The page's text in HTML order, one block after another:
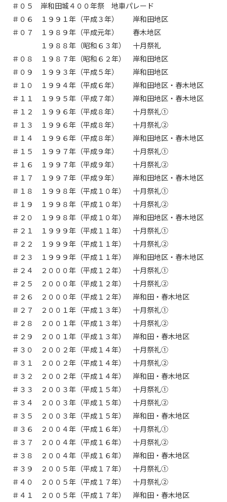
現在ご利用中の方
お問い合わせ
お問い合わせ
ご加入お申し込み・資
料請求
資料請求
企業情報
アクセス
契約約款
個人情報保護に関する基
本方針
個人情報の保護に関する
公表事項
番組放送基準
放送番組審議会
よくある質問
マスコットファミリー
サイトマップ
＃０５ 岸和田城４００年祭 地車パレード
＃０６ １９９１年（平成３年） 岸和田地区
＃０７ １９８９年（平成元年） 春木地区
１９８８年（昭和６３年） 十月祭礼
＃０８ １９８７年（昭和６２年） 岸和田地区
＃０９ １９９３年（平成５年） 岸和田地区
＃１０ １９９４年（平成６年） 岸和田地区・春木地区
＃１１ １９９５年（平成７年） 岸和田地区・春木地区
＃１２ １９９６年（平成８年） 十月祭礼①
＃１３ １９９６年（平成８年） 十月祭礼②
＃１４ １９９６年（平成８年） 岸和田地区・春木地区
＃１５ １９９７年（平成９年） 十月祭礼①
＃１６ １９９７年（平成９年） 十月祭礼②
＃１７ １９９７年（平成９年） 岸和田地区・春木地区
＃１８ １９９８年（平成１０年） 十月祭礼①
＃１９ １９９８年（平成１０年） 十月祭礼②
＃２０ １９９８年（平成１０年） 岸和田地区・春木地区
＃２１ １９９９年（平成１１年） 十月祭礼①
＃２２ １９９９年（平成１１年） 十月祭礼②
＃２３ １９９９年（平成１１年） 岸和田地区・春木地区
＃２４ ２０００年（平成１２年） 十月祭礼①
＃２５ ２０００年（平成１２年） 十月祭礼②
＃２６ ２０００年（平成１２年） 岸和田・春木地区
＃２７ ２００１年（平成１３年） 十月祭礼①
＃２８ ２００１年（平成１３年） 十月祭礼②
＃２９ ２００１年（平成１３年） 岸和田・春木地区
＃３０ ２００２年（平成１４年） 十月祭礼①
＃３１ ２００２年（平成１４年） 十月祭礼②
＃３２ ２００２年（平成１４年） 岸和田・春木地区
＃３３ ２００３年（平成１５年） 十月祭礼①
＃３４ ２００３年（平成１５年） 十月祭礼②
＃３５ ２００３年（平成１５年） 岸和田・春木地区
＃３６ ２００４年（平成１６年） 十月祭礼①
＃３７ ２００４年（平成１６年） 十月祭礼②
＃３８ ２００４年（平成１６年） 岸和田・春木地区
＃３９ ２００５年（平成１７年） 十月祭礼①
＃４０ ２００５年（平成１７年） 十月祭礼②
＃４１ ２００５年（平成１７年） 岸和田・春木地区